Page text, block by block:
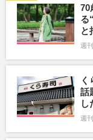
70
る
と
週
話
し
週